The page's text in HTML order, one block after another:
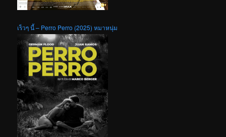
เร็วๆ นี้ – Perro Perro (2025) หมาหนุ่ม